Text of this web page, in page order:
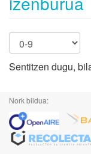
Sentitzen dugu,
Nork bildua: